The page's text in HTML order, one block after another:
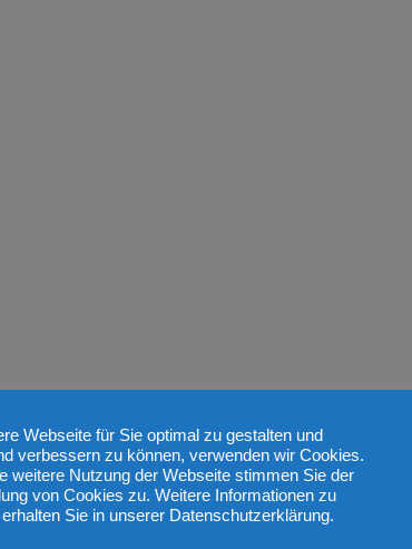
Webseite für Sie optimal zu gestalten und
verbessern zu können, verwenden wir Cookies.
weitere Nutzung der Webseite stimmen Sie der
von Cookies zu. Weitere Informationen zu
Sie in unserer Datenschutzerklärung.